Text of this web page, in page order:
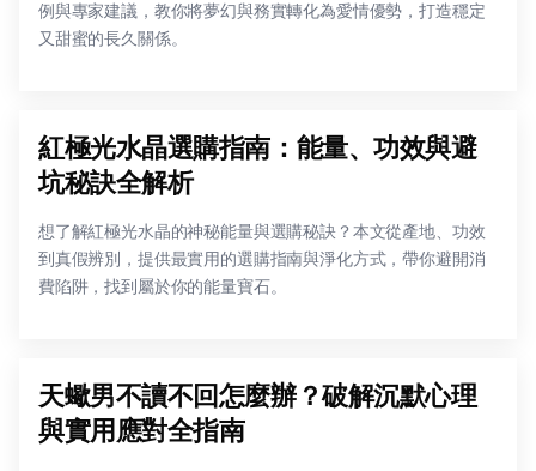
例與專家建議，教你將夢幻與務實轉化為愛情優勢，打造穩定
又甜蜜的長久關係。
紅極光水晶選購指南：能量、功效與避
坑秘訣全解析
想了解紅極光水晶的神秘能量與選購秘訣？本文從產地、功效
到真假辨別，提供最實用的選購指南與淨化方式，帶你避開消
費陷阱，找到屬於你的能量寶石。
天蠍男不讀不回怎麼辦？破解沉默心理
與實用應對全指南